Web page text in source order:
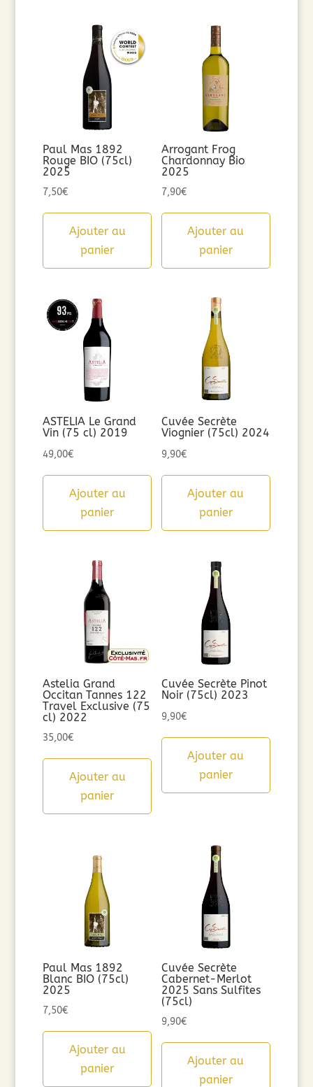
Paul Mas 1892
Rouge BIO (75cl)
2025
7,50€
Ajouter au
panier
Arrogant Frog
Chardonnay Bio
2025
7,90€
Ajouter au
panier
ASTELIA Le Grand
Vin (75 cl) 2019
49,00€
Ajouter au
panier
Cuvée Secrète
Viognier (75cl) 2024
9,90€
Ajouter au
panier
Astelia Grand
Occitan Tannes 122
Travel Exclusive (75
cl) 2022
35,00€
Ajouter au
panier
Cuvée Secrète Pinot
Noir (75cl) 2023
9,90€
Ajouter au
panier
Paul Mas 1892
Blanc BIO (75cl)
2025
7,50€
Ajouter au
panier
Cuvée Secrète
Cabernet-Merlot
2025 Sans Sulfites
(75cl)
9,90€
Ajouter au
panier